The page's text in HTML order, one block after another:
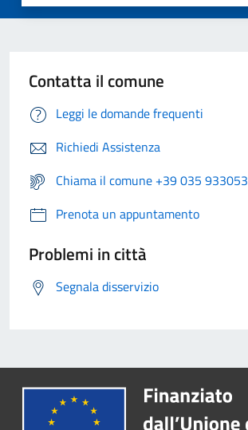
Contatta il comune
Leggi le domande frequenti
Richiedi Assistenza
Chiama il comune +39 035 933053
Prenota un appuntamento
Problemi in città
Segnala disservizio